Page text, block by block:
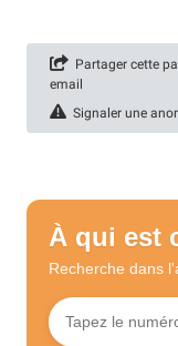
Partager cette
email
Signaler une
À qui est
Recherche dans